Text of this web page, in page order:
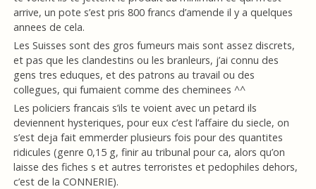
arrive, un pote s’est pris 800 francs d’amende il y a quelques
annees de cela.
Les Suisses sont des gros fumeurs mais sont assez discrets,
et pas que les clandestins ou les branleurs, j’ai connu des
gens tres eduques, et des patrons au travail ou des
collegues, qui fumaient comme des cheminees ^^
Les policiers francais s’ils te voient avec un petard ils
deviennent hysteriques, pour eux c’est l’affaire du siecle, on
s’est deja fait emmerder plusieurs fois pour des quantites
ridicules (genre 0,15 g, finir au tribunal pour ca, alors qu’on
laisse des fiches s et autres terroristes et pedophiles dehors,
c’est de la CONNERIE).